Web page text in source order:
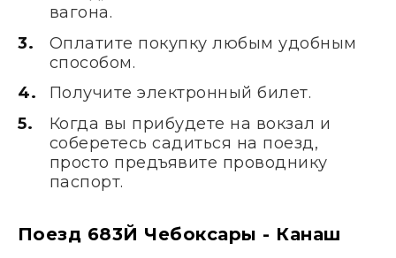
вагона.
Оплатите покупку любым удобным
способом.
Получите электронный билет.
Когда вы прибудете на вокзал и
соберетесь садиться на поезд,
просто предъявите проводнику
паспорт.
Поезд 683Й Чебоксары - Канаш